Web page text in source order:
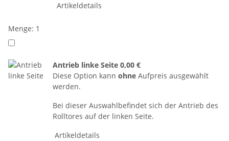
Artikeldetails
Menge: 1
Antrieb linke Seite 0,00 €
Diese Option kann ohneAufpreis ausgewählt
werden.
Bei dieser Auswahlbefindet sich der Antrieb des
Rolltores auf der linken Seite.
Artikeldetails